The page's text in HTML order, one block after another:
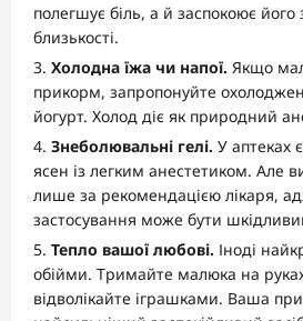
полегшує біль, а й заспокоює
близькості.
Холодна їжа чи напої. Якщо
прикорм, запропонуйте
йогурт. Холод діє як природний
Знеболювальні гелі. У аптеках
ясен із легким анестетиком. Але
лише за рекомендацією лікаря,
застосування може бути
Тепло вашої любові. Іноді
обійми. Тримайте малюка на
відволікайте іграшками. Ваша